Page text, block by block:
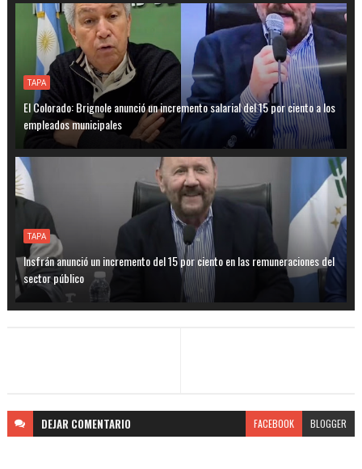
TAPA
El Colorado: Brignole anunció un incremento salarial del 15 por ciento a los
empleados municipales
TAPA
Insfrán anunció un incremento del 15 por ciento en las remuneraciones del
sector público
DEJAR COMENTARIO FACEBOOK BLOGGER